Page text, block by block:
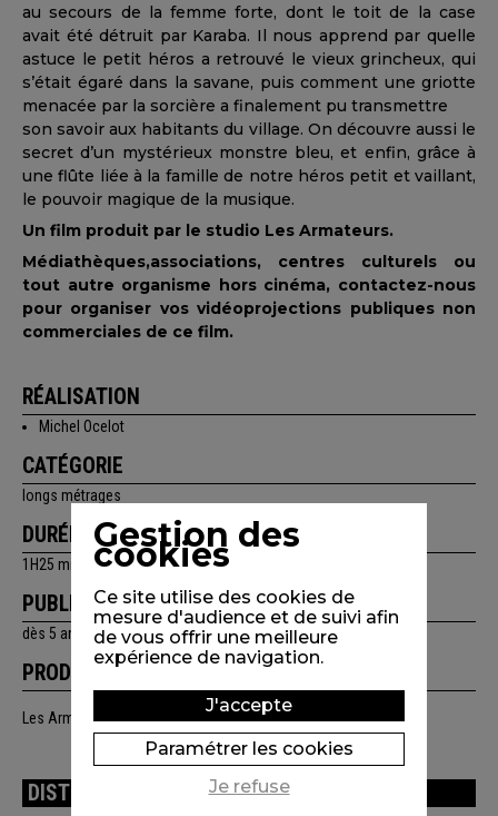
au secours de la femme forte, dont le toit de la case
avait été détruit par Karaba. Il nous apprend par quelle
astuce le petit héros a retrouvé le vieux grincheux, qui
s’était égaré dans la savane, puis comment une griotte
menacée par la sorcière a finalement pu transmettre
son savoir aux habitants du village. On découvre aussi le
secret d’un mystérieux monstre bleu, et enfin, grâce à
une flûte liée à la famille de notre héros petit et vaillant,
le pouvoir magique de la musique.
Un film produit par le studio Les Armateurs.
Médiathèques,associations, centres culturels ou
tout autre organisme hors cinéma, contactez-nous
pour organiser vos vidéoprojections publiques non
commerciales de ce film.
RÉALISATION
Michel Ocelot
CATÉGORIE
longs métrages
DURÉE
1H25 min
PUBLIC
dès 5 ans, famille
PRODUCTION
Les Armateurs / Mac Guff Ligne / France 3 Cinéma / Studio O
DISTRIBUTION
Gestion des
cookies
Ce site utilise des cookies de
mesure d'audience et de suivi afin
de vous offrir une meilleure
expérience de navigation.
J'accepte
Paramétrer les cookies
Je refuse